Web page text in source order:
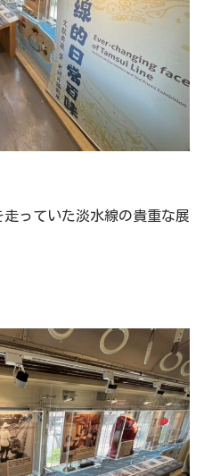
っていた淡水線の貴重な展